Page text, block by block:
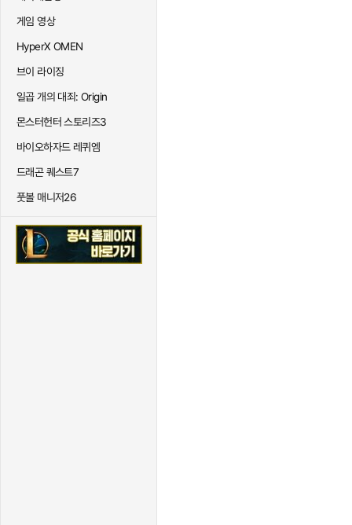
게임 영상
HyperX OMEN
브이 라이징
일곱 개의 대죄: Origin
몬스터헌터 스토리즈3
바이오하자드 레퀴엠
드래곤 퀘스트7
풋볼 매니저26